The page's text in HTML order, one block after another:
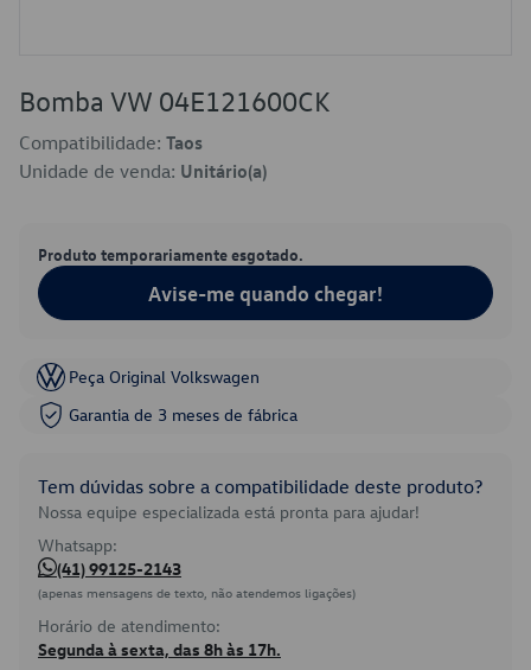
Bomba VW 04E121600CK
Compatibilidade: Taos
Unidade de venda: Unitário(a)
Produto temporariamente esgotado.
Avise-me quando chegar!
Peça Original Volkswagen
Garantia de 3 meses de fábrica
Tem dúvidas sobre a compatibilidade deste produto?
Nossa equipe especializada está pronta para ajudar!
Whatsapp:
(41) 99125-2143
(apenas mensagens de texto, não atendemos ligações)
Horário de atendimento:
Segunda à sexta, das 8h às 17h.